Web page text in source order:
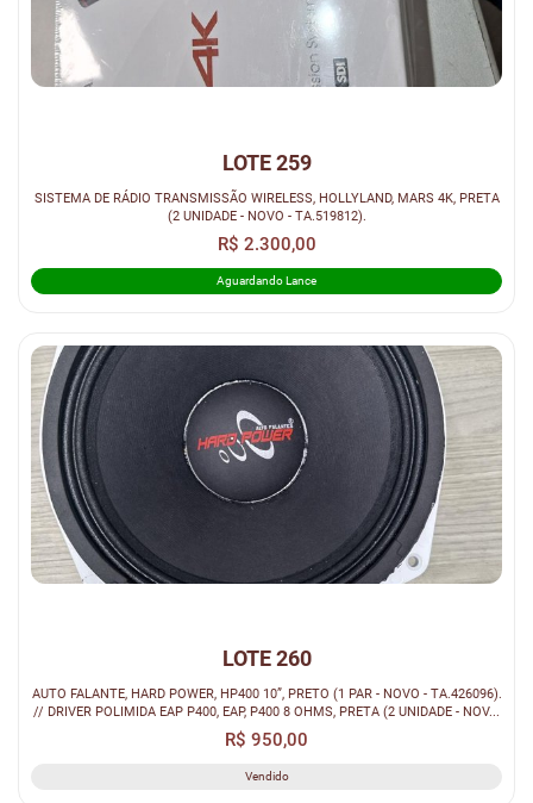
LOTE 259
SISTEMA DE RÁDIO TRANSMISSÃO WIRELESS, HOLLYLAND, MARS 4K, PRETA
(2 UNIDADE - NOVO - TA.519812).
R$ 2.300,00
Aguardando Lance
LOTE 260
AUTO FALANTE, HARD POWER, HP400 10”, PRETO (1 PAR - NOVO - TA.426096).
// DRIVER POLIMIDA EAP P400, EAP, P400 8 OHMS, PRETA (2 UNIDADE - NOV...
R$ 950,00
Vendido